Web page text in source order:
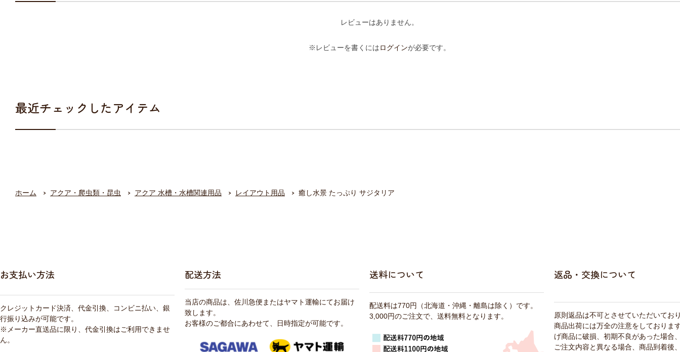
レビューはありません。
※レビューを書くにはログインが必要です。
最近チェックしたアイテム
ホーム アクア・爬虫類・昆虫 アクア 水槽・水槽関連用品 レイアウト用品 癒し水景 たっぷり サジタリア
お支払い方法
クレジットカード決済、代金引換、コンビニ払い、銀
行振り込みが可能です。
※メーカー直送品に限り、代金引換はご利用できませ
ん。
配送方法
当店の商品は、佐川急便またはヤマト運輸にてお届け
致します。
お客様のご都合にあわせて、日時指定が可能です。
送料について
配送料は770円（北海道・沖縄・離島は除く）です。
3,000円のご注文で、送料無料となります。
返品・交換について
原則返品は不可とさせていただいてお
商品出荷には万全の注意をしておりま
げ商品に破損、初期不良があった場合
ご注文内容と異なる場合、商品到着後